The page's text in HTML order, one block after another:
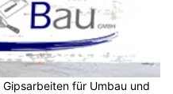
Gipsarbeiten für Umbau und